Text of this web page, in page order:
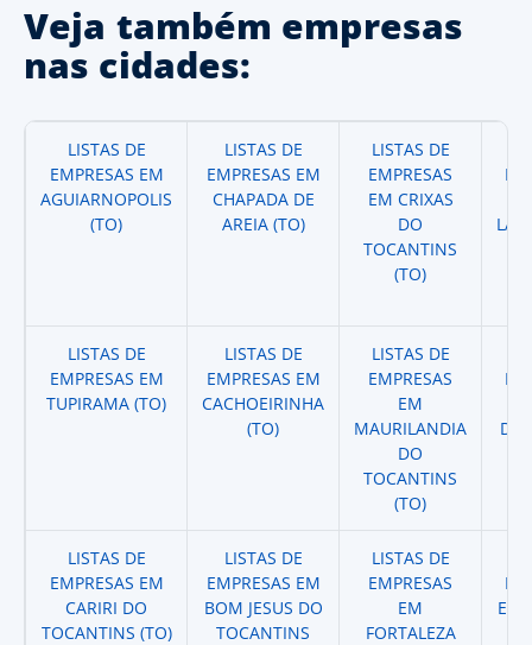
Veja também empresas
nas cidades:
LISTAS DE
EMPRESAS EM
AGUIARNOPOLIS
(TO)
LISTAS DE
EMPRESAS EM
CHAPADA DE
AREIA (TO)
LISTAS DE
EMPRESAS
EM CRIXAS
DO
TOCANTINS
(TO)
LISTAS DE
EMPRESAS EM
TUPIRAMA (TO)
LISTAS DE
EMPRESAS EM
CACHOEIRINHA
(TO)
LISTAS DE
EMPRESAS
EM
MAURILANDIA
DO
TOCANTINS
(TO)
LISTAS DE
EMPRESAS EM
CARIRI DO
TOCANTINS (TO)
LISTAS DE
EMPRESAS EM
BOM JESUS DO
TOCANTINS
LISTAS DE
EMPRESAS
EM
FORTALEZA
EM